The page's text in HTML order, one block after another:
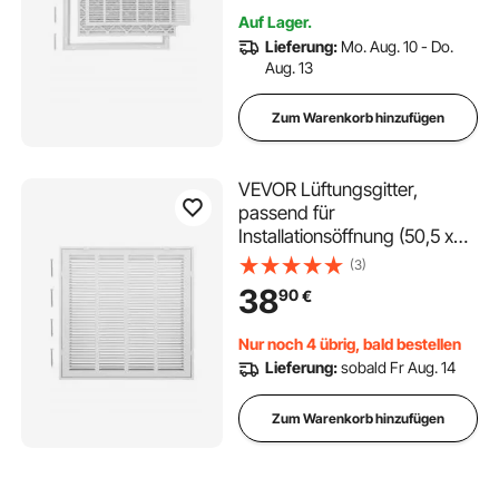
pulverbeschichtetes
Rückluftgitter aus Stahl
Auf Lager.
Lieferung: Mo. Aug. 10 - Do.
Aug. 13
Zum Warenkorb hinzufügen
VEVOR Lüftungsgitter,
passend für
Installationsöffnung (50,5 x
50,5 cm), Filter NICHT im
Lieferumfang enthalten,
Abluftgitter für die Wand,
Rückluftgitter aus Stahl
(3)
3890€
Nur noch 4 übrig, bald bestellen
Lieferung:sobald Fr Aug. 14
Zum Warenkorb hinzufügen